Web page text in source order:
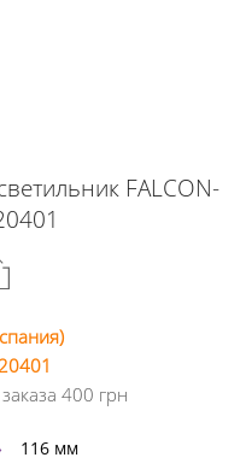
FALCON-
Facebook
400 грн
116 мм